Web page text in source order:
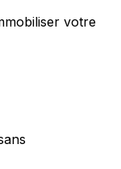
votre